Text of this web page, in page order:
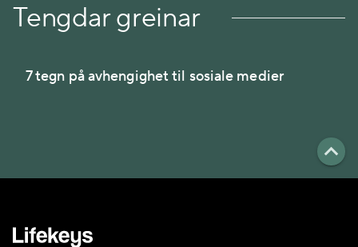
Tengdar greinar
7 tegn på avhengighet til sosiale medier